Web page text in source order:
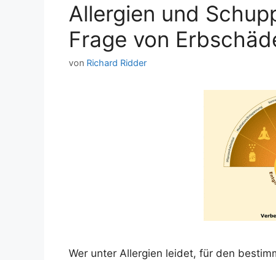
Allergien und
Frage von
von Richard Ridder
Wer unter Allergien leidet, für den